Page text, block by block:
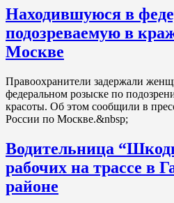
Находившуюся в
подозреваемую в
Москве
Правоохранители задержали
федеральном розыске по
красоты. Об этом сообщили в
России по Москве.&nbsp;
Водительница
рабочих на трассе в
районе